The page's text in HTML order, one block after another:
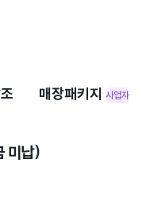
매장패키지 사업자
미납)